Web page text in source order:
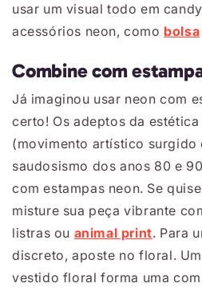
usar um visual todo em
acessórios neon, como bolsa
Combine com
Já imaginou usar neon com
certo! Os adeptos da
(movimento artístico surgido
saudosismo dos anos 80 e
com estampas neon. Se
misture sua peça vibrante
listras ou animal print. Para
discreto, aposte no floral.
vestido floral forma uma